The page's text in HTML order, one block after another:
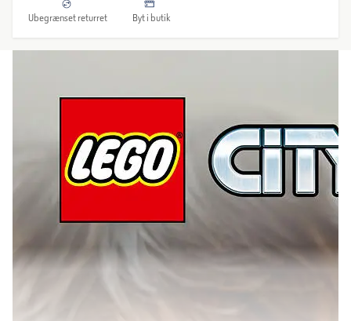
Ubegrænset returret Byt i butik